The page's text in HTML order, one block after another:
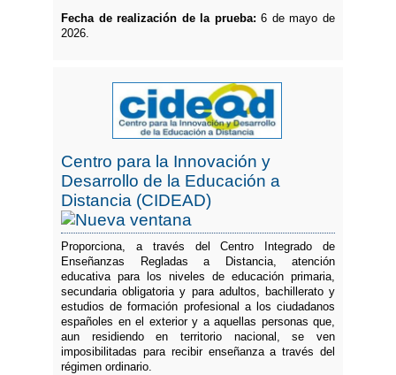
Fecha de realización de la prueba:6 de mayo de
2026.
Centro para la Innovación y
Desarrollo de la Educación a
Distancia (CIDEAD)
Proporciona, a través del Centro Integrado de
Enseñanzas Regladas a Distancia, atención
educativa para los niveles de educación primaria,
secundaria obligatoria y para adultos, bachillerato y
estudios de formación profesional a los ciudadanos
españoles en el exterior y a aquellas personas que,
aun residiendo en territorio nacional, se ven
imposibilitadas para recibir enseñanza a través del
régimen ordinario.